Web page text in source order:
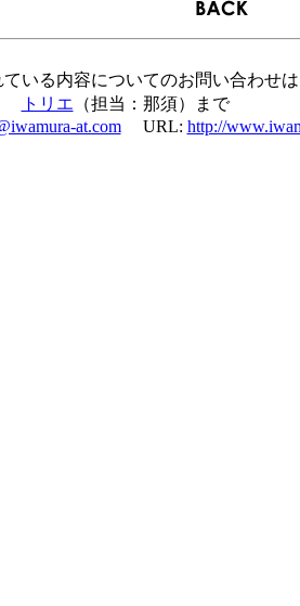
いる内容についてのお問い合わせ
トリエ （担当：那須）まで
at.comURL: http://